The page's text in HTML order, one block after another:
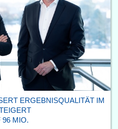
ERGEBNISQUALITÄT IM
96 MIO.